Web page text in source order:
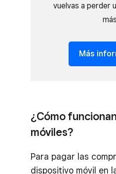
vuelvas a perder
Más
¿Cómo
móviles?
Para pagar las
dispositivo móvil en